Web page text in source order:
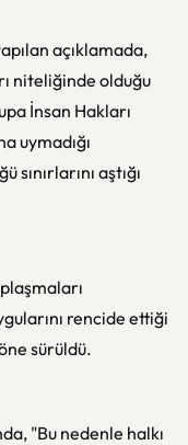
açıklamada,
niteliğinde olduğu
İnsan Hakları
uymadığı
aştığı
rencide ettiği
sürüldü.
"Bu nedenle halkı